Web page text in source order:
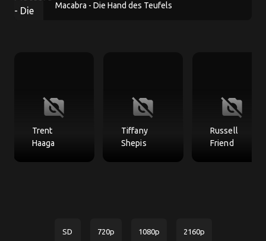
Macabra - Die Hand des Teufels
no_photography
Trent
Haaga
no_photography
Tiffany
Shepis
no_photography
Russell
Friend
SD 720p 1080p 2160p